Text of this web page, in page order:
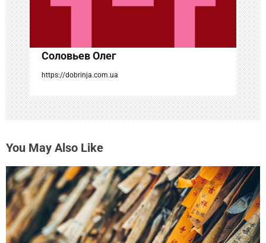
и
с
я
м
Соловьев Олег
https://dobrinja.com.ua
You May Also Like